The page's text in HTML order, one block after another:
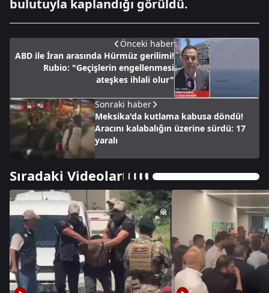
bulutuyla kaplandığı görüldü.
Önceki haber
ABD ile İran arasında Hürmüz gerilimi!
Rubio: "Geçişlerin engellenmesi
ateşkes ihlali olur"
Sonraki haber
Meksika'da kutlama kabusa döndü!
Aracını kalabalığın üzerine sürdü: 17
yaralı
Sıradaki Videolar